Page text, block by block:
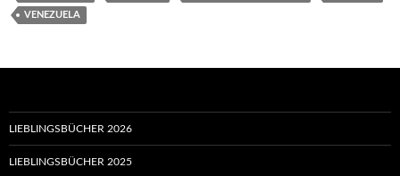
VENEZUELA
LIEBLINGSBÜCHER 2026
LIEBLINGSBÜCHER 2025